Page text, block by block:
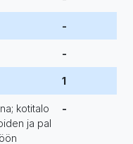
-
-
1
kotitalo
ja pal
-